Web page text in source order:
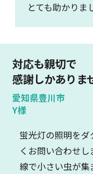
とても助かりま
対応も親切で
感謝しかありま
愛知県豊川市
Y様
蛍光灯の照明を
くお問い合わせ
線で小さい虫が集